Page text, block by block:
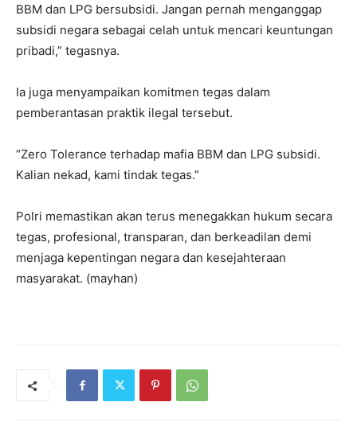
BBM dan LPG bersubsidi. Jangan pernah menganggap
subsidi negara sebagai celah untuk mencari keuntungan
pribadi,” tegasnya.
Ia juga menyampaikan komitmen tegas dalam
pemberantasan praktik ilegal tersebut.
“Zero Tolerance terhadap mafia BBM dan LPG subsidi.
Kalian nekad, kami tindak tegas.”
Polri memastikan akan terus menegakkan hukum secara
tegas, profesional, transparan, dan berkeadilan demi
menjaga kepentingan negara dan kesejahteraan
masyarakat. (mayhan)